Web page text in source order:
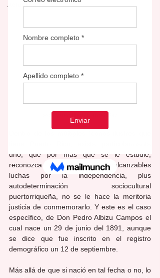
Actualidad
uno, que por más que se le estudie,
reconozca y divulgue sus inalcanzables
luchas por la independencia, plus
autodeterminación sociocultural
puertorriqueña, no se le hace la meritoria
justicia de conmemorarlo. Y este es el caso
específico, de Don Pedro Albizu Campos el
cual nace un 29 de junio del 1891, aunque
se dice que fue inscrito en el registro
demográfico un 12 de septiembre.
Más allá de que si nació en tal fecha o no, lo